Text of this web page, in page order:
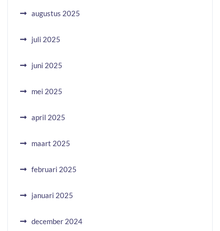
augustus 2025
juli 2025
juni 2025
mei 2025
april 2025
maart 2025
februari 2025
januari 2025
december 2024